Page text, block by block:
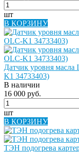
шт
В КОРЗИНУ
Датчик уровня
K1 34733403)
В наличии
16 000 руб.
шт
В КОРЗИНУ
ТЭН подогрева